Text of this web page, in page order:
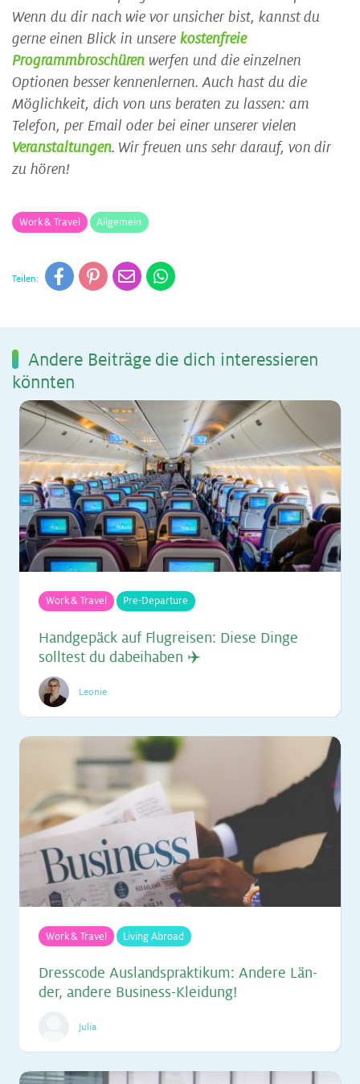
Wenn du dir nach wie vor unsicher bist, kannst du
gerne einen Blick in unserekostenfreie
Programmbroschüren werfen und die einzelnen
Optionen besser kennenlernen. Auch hast du die
Möglichkeit, dich von uns beraten zu lassen: am
Telefon, per Email oder bei einer unserer vielen
Veranstaltungen. Wir freuen uns sehr darauf, von dir
zu hören!
Work & Travel Allgemein
Teilen:
An­de­re Bei­trä­ge die dich in­ter­es­sie­ren
könn­ten
Work & Travel Pre-Departure
Hand­ge­päck auf Flug­rei­sen: Die­se Din­ge
soll­test du da­bei­ha­ben ✈️
Leonie
Work & Travel Living Abroad
Dress­code Aus­lands­prak­ti­kum: An­de­re Län­
der, an­de­re Busi­ness-Klei­dung!
Julia